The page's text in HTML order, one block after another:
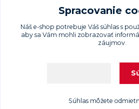
Upravit sběr
Vytvorené na Eshop-
Spracovanie
Náš e-shop potrebuje Váš súhlas s
aby sa Vám mohli zobrazovať
záujmov.
Súhlas môžete